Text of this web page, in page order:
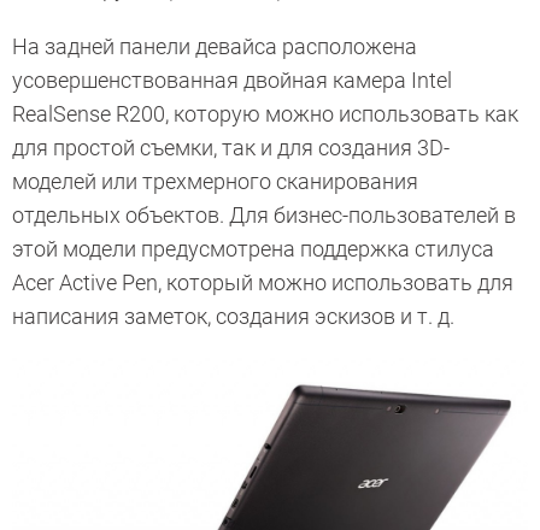
На задней панели девайса расположена
усовершенствованная двойная камера Intel
RealSense R200, которую можно использовать как
для простой съемки, так и для создания 3D-
моделей или трехмерного сканирования
отдельных объектов. Для бизнес-пользователей в
этой модели предусмотрена поддержка стилуса
Acer Active Pen, который можно использовать для
написания заметок, создания эскизов и т. д.